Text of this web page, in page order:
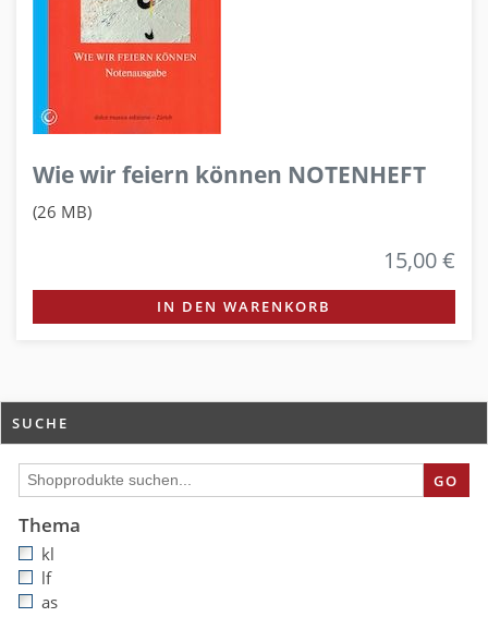
Wie wir feiern können NOTENHEFT
(26 MB)
15,00 €
IN DEN WARENKORB
SUCHE
GO
Thema
kl
lf
as